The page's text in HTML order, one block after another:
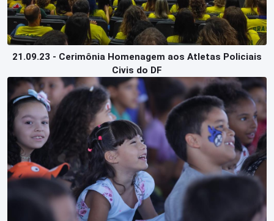
21.09.23 - Cerimônia Homenagem aos Atletas Policiais
Civis do DF